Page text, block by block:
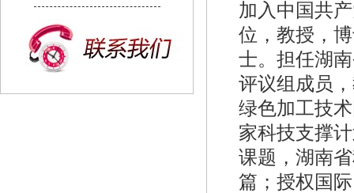
加入中国共
位，教授，
士。担任湖
评议组成员
绿色加工技
家科技支撑
课题，湖南
篇；授权国